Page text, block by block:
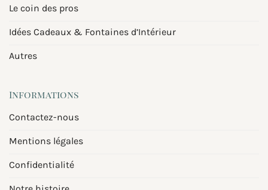
Le coin des pros
Idées Cadeaux & Fontaines d’Intérieur
Autres
Informations
Contactez-nous
Mentions légales
Confidentialité